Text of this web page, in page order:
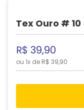
Tex Ouro # 10
R$ 39,90
ou 1x de R$ 39,90